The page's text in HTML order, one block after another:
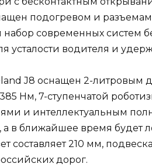
подогревом и
современных систем
усталости водителя и
J8 оснащен 2-литровым
Нм, 7-ступенчатой
и интеллектуальным
в ближайшее время будет
составляет 210 мм,
дорог.